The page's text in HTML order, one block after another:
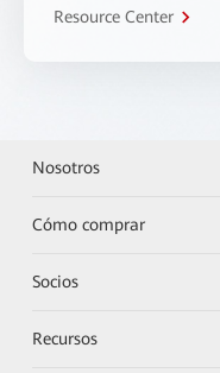
Resource Center
Nosotros
Cómo comprar
Socios
Recursos